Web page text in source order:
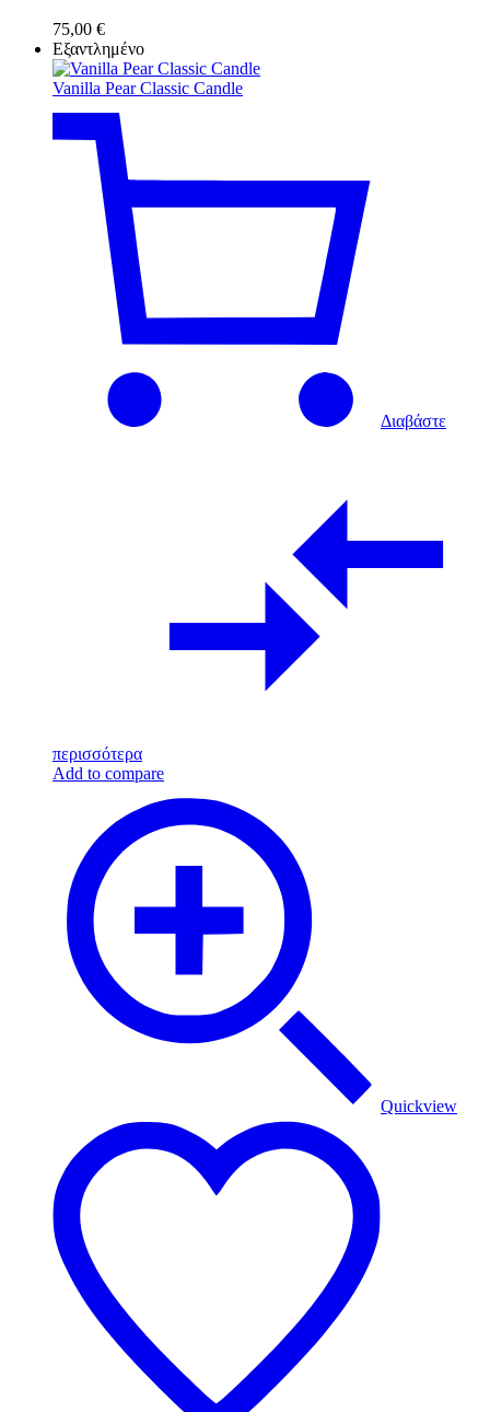
75,00 €
Εξαντλημένο
Vanilla Pear Classic Candle
Διαβάστε
περισσότερα
Add to compare
Quickview